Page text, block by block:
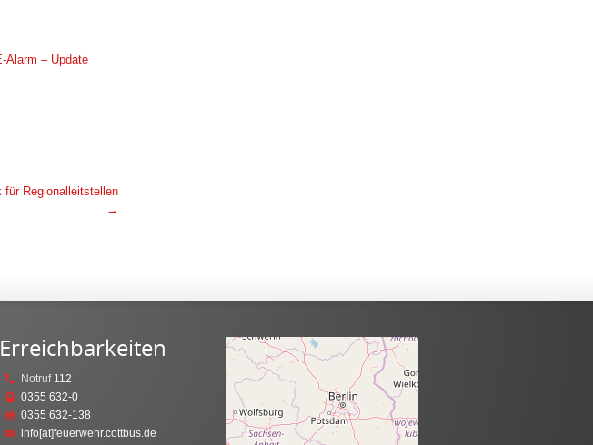
Alarm – Update
für Regionalleitstellen
→
Erreichbarkeiten
Notruf 112
0355 632-0
0355 632-138
info[at]feuerwehr.cottbus.de